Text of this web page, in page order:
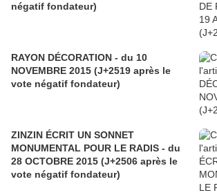
négatif fondateur)
RAYON DÉCORATION - du 10
NOVEMBRE 2015 (J+2519 après le
vote négatif fondateur)
ZINZIN ÉCRIT UN SONNET
MONUMENTAL POUR LE RADIS - du
28 OCTOBRE 2015 (J+2506 après le
vote négatif fondateur)